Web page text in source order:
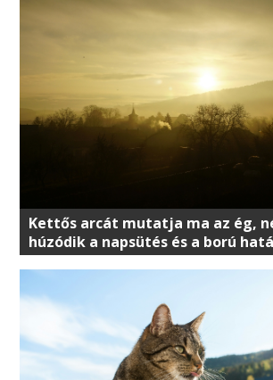
Kettős arcát mutatja ma az ég,
húzódik a napsütés és a ború